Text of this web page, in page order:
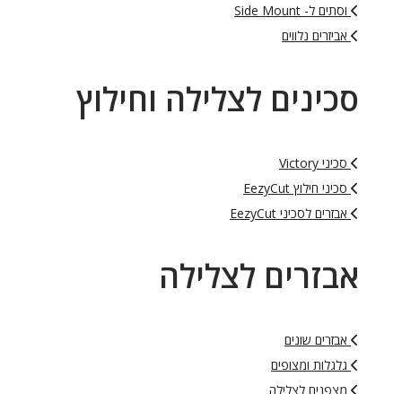
וסתים ל- Side Mount
אביזרים נלווים
סכינים לצלילה וחילוץ
סכיני Victory
סכיני חילוץ EezyCut
אבזרים לסכיני EezyCut
אבזרים לצלילה
אבזרים שונים
גלגלות ומצופים
מצפנים לצלילה